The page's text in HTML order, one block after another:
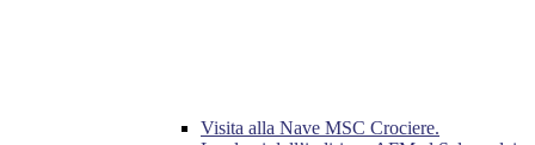
Visita alla Nave MSC Crociere.